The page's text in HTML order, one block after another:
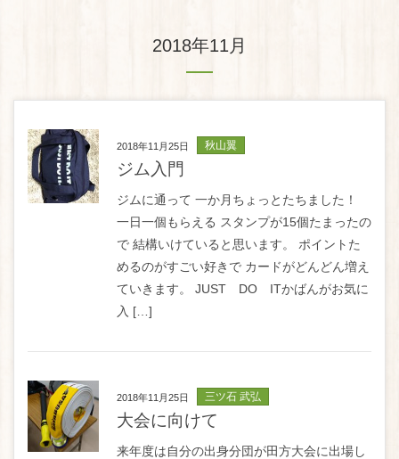
2018年11月
2018年11月25日 秋山翼
ジム入門
ジムに通って 一か月ちょっとたちました！
一日一個もらえる スタンプが15個たまったの
で 結構いけていると思います。 ポイントた
めるのがすごい好きで カードがどんどん増え
ていきます。 JUST DO ITかばんがお気に
入 […]
2018年11月25日 三ツ石 武弘
大会に向けて
来年度は自分の出身分団が田方大会に出場し